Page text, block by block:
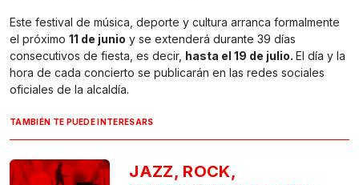
Este festival de música, deporte y cultura arranca formalmente
el próximo 11 de junio y se extenderá durante 39 días
consecutivos de fiesta, es decir, hasta el 19 de julio. El día y la
hora de cada concierto se publicarán en las redes sociales
oficiales de la alcaldía.
TAMBIÉN TE PUEDE INTERESARS
JAZZ, ROCK,